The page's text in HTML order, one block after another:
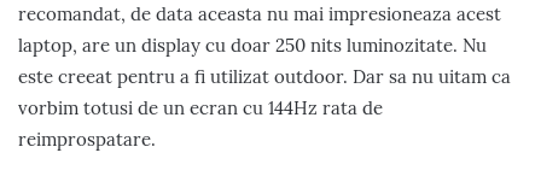
recomandat, de data aceasta nu mai impresioneaza acest
laptop, are un display cu doar 250 nits luminozitate. Nu
este creeat pentru a fi utilizat outdoor. Dar sa nu uitam ca
vorbim totusi de un ecran cu 144Hz rata de
reimprospatare.